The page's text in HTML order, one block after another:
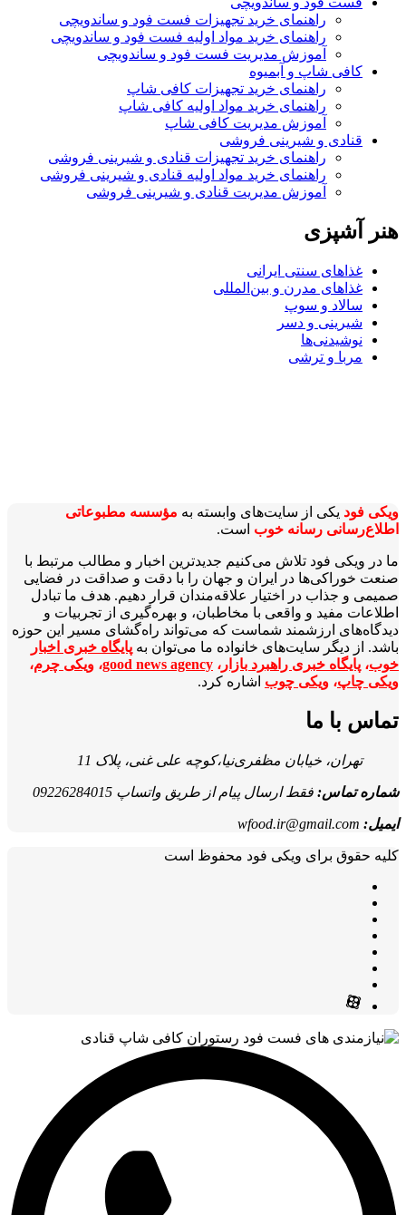
راهنمای خرید تجهیزات فست فود و ساندویچی
راهنمای خرید مواد اولیه فست فود و ساندویچی
آموزش مدیریت فست فود و ساندویچی
کافی شاپ و آبمیوه
راهنمای خرید تجهیزات کافی شاپ
راهنمای خرید مواد اولیه کافی‌ شاپ‌
آموزش مدیریت کافی شاپ
قنادی و شیرینی فروشی
راهنمای خرید تجهیزات قنادی و شیرینی فروشی
راهنمای خرید مواد اولیه قنادی و شیرینی فروشی
آموزش مدیریت قنادی و شیرینی فروشی
هنر آشپزی
غذاهای سنتی ایرانی
غذاهای مدرن و بین‌المللی
سالاد و سوپ
شیرینی و دسر
نوشیدنی‌ها
مربا و ترشی
ویکی‌ فود یکی از سایت‌های وابسته به مؤسسه مطبوعاتی
اطلاع‌رسانی رسانه خوب است.
ما در ویکی‌ فود تلاش می‌کنیم جدیدترین اخبار و مطالب مرتبط با
صنعت خوراکی‌ها در ایران و جهان را با دقت و صداقت در فضایی
صمیمی و جذاب در اختیار علاقه‌مندان قرار دهیم. هدف ما تبادل
اطلاعات مفید و واقعی با مخاطبان، و بهره‌گیری از تجربیات و
دیدگاه‌های ارزشمند شماست که می‌تواند راه‌گشای مسیر این حوزه
باشد. از دیگر سایت‌های خانواده ما می‌توان به پایگاه خبری اخبار
خوب، پایگاه خبری راهبرد بازار ، good news agency، ویکی چرم،
ویکی چاپ، ویکی چوب اشاره کرد.
تماس با ما
تهران، خیابان مظفری‌نیا،کوچه علی غنی، پلاک 11
شماره تماس: فقط ارسال پیام از طریق واتساپ 09226284015
ایمیل: wfood.ir@gmail.com
کلیه حقوق برای ویکی فود محفوظ است